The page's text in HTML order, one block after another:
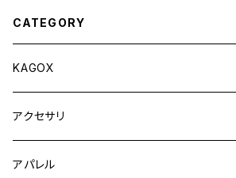
CATEGORY
KAGOX
KAGOX ONE
KAGOX ONE with Clips
KAGOX BIZ
アクセサリ
フィギュア
アパレル